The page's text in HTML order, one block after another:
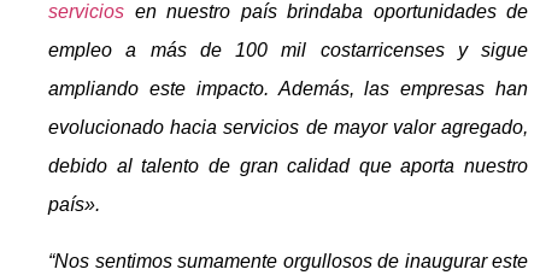
servicios en nuestro país brindaba oportunidades de
empleo a más de 100 mil costarricenses y sigue
ampliando este impacto. Además, las empresas han
evolucionado hacia servicios de mayor valor agregado,
debido al talento de gran calidad que aporta nuestro
país».
“Nos sentimos sumamente orgullosos de inaugurar este